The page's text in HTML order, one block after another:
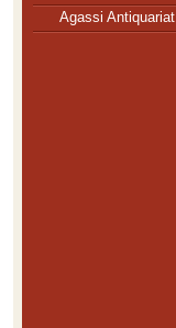
Agassi Antiquariat